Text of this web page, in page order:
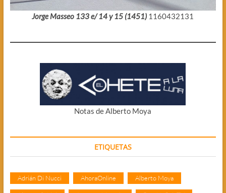
Jorge Masseo 133 e/ 14 y 15 (1451) 1160432131
Notas de Alberto Moya
ETIQUETAS
Adrián Di Nucci AhoraOnline Alberto Moya